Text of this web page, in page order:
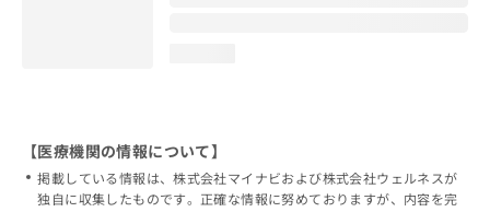
【医療機関の情報について】
掲載している情報は、株式会社マイナビおよび株式会社ウェルネスが
独自に収集したものです。正確な情報に努めておりますが、内容を完